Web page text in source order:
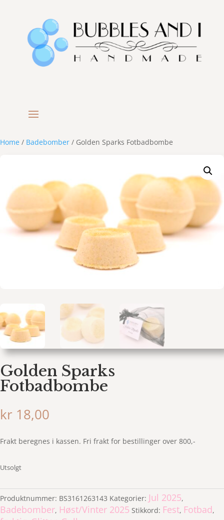
Home / Badebomber / Golden Sparks Fotbadbombe
Golden Sparks
Fotbadbombe
kr 18,00
Frakt beregnes i kassen. Fri frakt for bestillinger over 800,-
Utsolgt
Produktnummer: BS3161263143 Kategorier: Jul 2025,
Badebomber, Høst/Vinter 2025 Stikkord: Fest, Fotbad,